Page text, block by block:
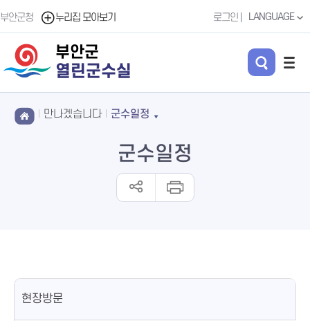
부안군청 누리집 모아보기 로그인 LANGUAGE
부안군
열린군수실
만나겠습니다 군수일정
군수일정
현장방문